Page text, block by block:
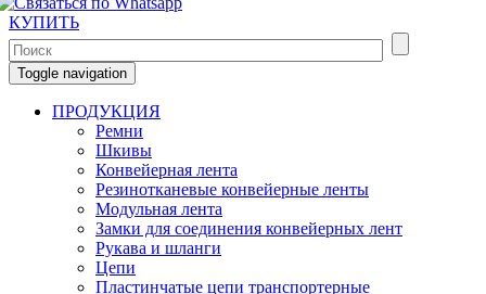
КУПИТЬ
Toggle navigation
ПРОДУКЦИЯ
Ремни
Шкивы
Конвейерная лента
Резинотканевые конвейерные ленты
Модульная лента
Замки для соединения конвейерных лент
Рукава и шланги
Цепи
Пластинчатые цепи транспортерные